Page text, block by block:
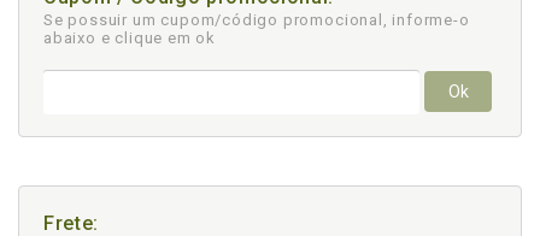
Se possuir um cupom/código promocional, informe-o
abaixo e clique em ok
Ok
Frete: